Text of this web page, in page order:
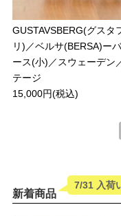
GUSTAVSBERG(グスタ
リ)／ベルサ(BERSA)ー
ース(小)／スウェーデン
テージ
15,000円(税込)
新着商品
7/31 入荷